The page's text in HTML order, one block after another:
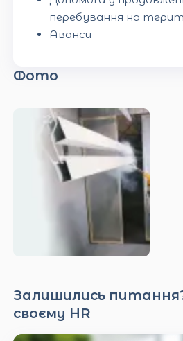
перебування на
Аванси
Фото
Залишились
своєму HR